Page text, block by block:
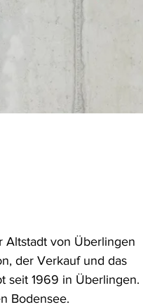
Altstadt von Überlingen
der Verkauf und das
seit 1969 in Überlingen.
Bodensee.